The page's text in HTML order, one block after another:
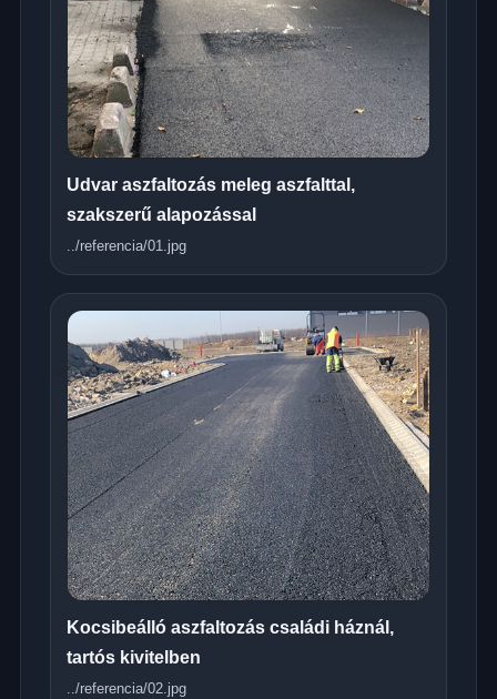
Udvar aszfaltozás meleg aszfalttal,
szakszerű alapozással
../referencia/01.jpg
Kocsibeálló aszfaltozás családi háznál,
tartós kivitelben
../referencia/02.jpg